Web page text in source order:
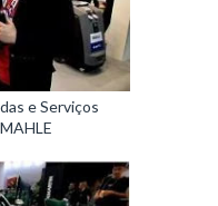
e Serviços